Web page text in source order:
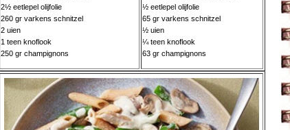
2½ eetlepel olijfolie
260 gr varkens schnitzel
2 uien
1 teen knoflook
250 gr champignons
½ eetlepel olijfolie
65 gr varkens schnitzel
½ uien
¼ teen knoflook
63 gr champignons